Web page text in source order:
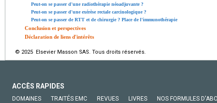
Peut-on se passer d'une radiothérapie néoadjuvante ?
Peut-on se passer d'une exérèse rectale carcinologique ?
Peut-on se passer de RTT et de chirurgie ? Place de l'immunothérapie
Conclusion et perspectives
Déclaration de liens d'intérêts
© 2025 Elsevier Masson SAS. Tous droits réservés.
ACCÈS RAPIDES
DOMAINES TRAITÉS EMC REVUES LIVRES NOS FORMULES